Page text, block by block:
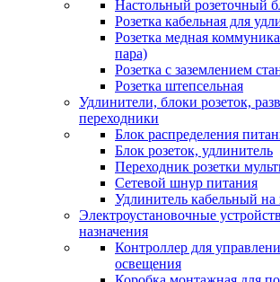
Настольный розеточный
Розетка кабельная для
Розетка медная
пара)
Розетка с заземлением
Розетка штепсельная
Удлинители, блоки розеток,
переходники
Блок распределения
Блок розеток, удлинитель
Переходник розетки
Сетевой шнур питания
Удлинитель кабельный на
Электроустановочные
назначения
Контроллер для
освещения